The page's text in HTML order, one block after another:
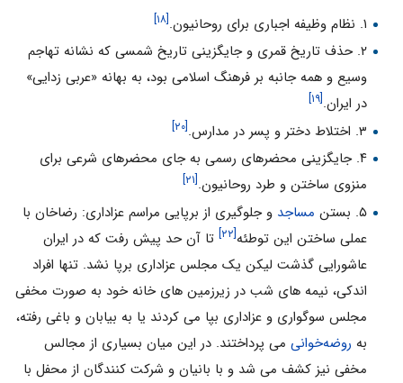
۱. نظام وظیفه اجباری برای روحانیون.
[۱۸]
۲. حذف تاریخ قمری و جایگزینی تاریخ شمسی که نشانه تهاجم
وسیع و همه جانبه بر فرهنگ اسلامی بود، به بهانه «عربی زدایی»
در ایران.[۱۹]
۳. اختلاط دختر و پسر در مدارس. [۲۰]
۴. جایگزینی محضرهای رسمی به جای محضرهای شرعی برای
منزوی ساختن و طرد روحانیون.[۲۱]
۵. بستن مساجد و جلوگیری از برپایی مراسم عزاداری: رضاخان با
عملی ساختن این توطئه[۲۲]
تا آن حد پیش رفت که در ایران
عاشورایی گذشت لیکن یک مجلس عزاداری برپا نشد. تنها افراد
اندکی، نیمه های شب در زیرزمین های خانه خود به صورت مخفی
مجلس سوگواری و عزاداری بپا می کردند یا به بیابان و باغی رفته،
به روضه‌خوانیمی پرداختند. در این میان بسیاری از مجالس
مخفی نیز کشف می شد و با بانیان و شرکت کنندگان از محفل با